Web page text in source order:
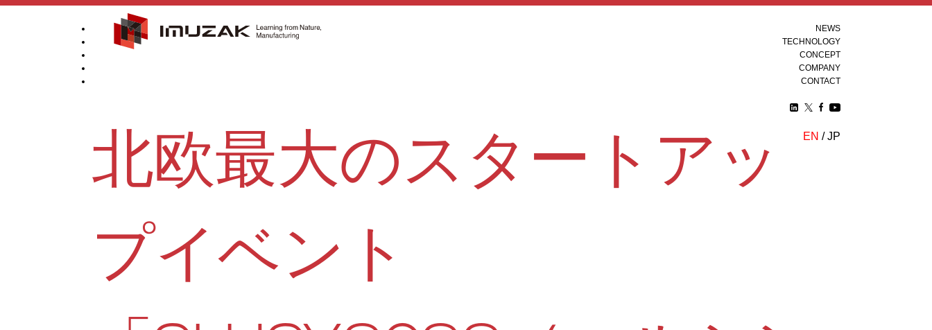
NEWS
TECHNOLOGY
CONCEPT
COMPANY
CONTACT
EN /JP
北欧最大のスタートアッ
プイベント